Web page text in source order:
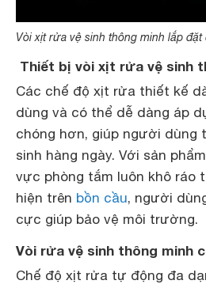
Vòi xịt rửa vệ sinh thông minh lắp
Thiết bị vòi xịt rửa vệ sinh
Các chế độ xịt rửa thiết kế
dùng và có thể dễ dàng áp
chóng hơn, giúp người
sinh hàng ngày. Với sản
vực phòng tắm luôn khô
hiện trên bồn cầu, người
cực giúp bảo vệ môi trường.
Vòi rửa vệ sinh thông minh
Chế độ xịt rửa tự động đa